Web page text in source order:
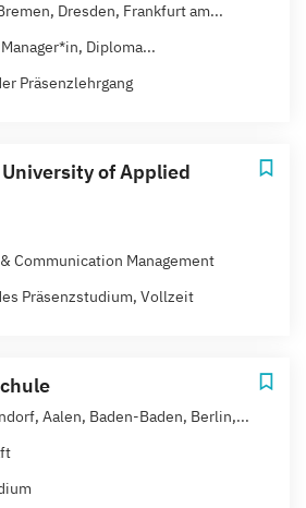
Dresden, Frankfurt am...
Diploma...
Präsenzlehrgang
of Applied
Communication Management
Präsenzstudium, Vollzeit
Aalen, Baden-Baden, Berlin,...